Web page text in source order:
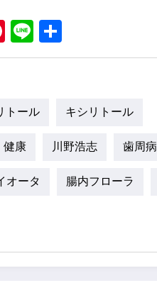
Pinterest
Line
トール キシリトール
健康 川野浩志 歯周病
オータ 腸内フローラ